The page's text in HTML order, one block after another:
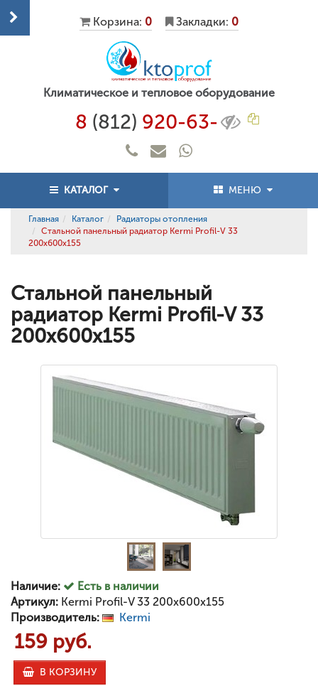
Корзина: 0 Закладки: 0
Климатическое и тепловое оборудование
8 (812) 920-63-
КАТАЛОГ МЕНЮ
Главная Каталог
Радиаторы отопления
Стальной панельный радиатор Kermi Profil-V 33
200x600x155
Стальной панельный
радиатор Kermi Profil-V 33
200x600x155
Наличие:
Есть в наличии
Артикул: Kermi Profil-V 33 200x600x155
Производитель:
Kermi
159 руб.
В КОРЗИНУ